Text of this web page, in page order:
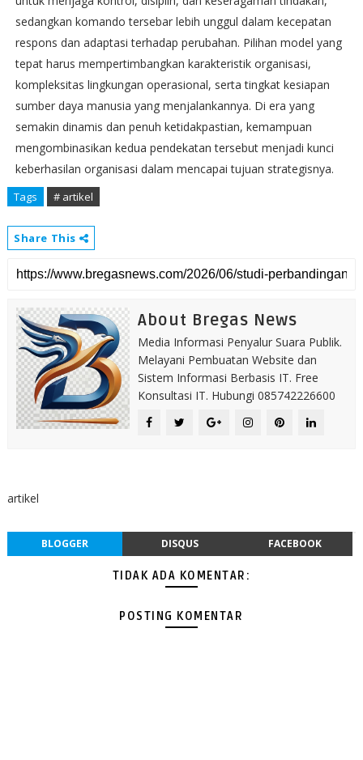
sedangkan komando tersebar lebih unggul dalam kecepatan
respons dan adaptasi terhadap perubahan. Pilihan model yang
tepat harus mempertimbangkan karakteristik organisasi,
kompleksitas lingkungan operasional, serta tingkat kesiapan
sumber daya manusia yang menjalankannya. Di era yang
semakin dinamis dan penuh ketidakpastian, kemampuan
mengombinasikan kedua pendekatan tersebut menjadi kunci
keberhasilan organisasi dalam mencapai tujuan strategisnya.
Tags # artikel
Share This
About Bregas News
Media Informasi Penyalur Suara Publik.
Melayani Pembuatan Website dan
Sistem Informasi Berbasis IT. Free
Konsultasi IT. Hubungi 085742226600
artikel
BLOGGER DISQUS FACEBOOK
TIDAK ADA KOMENTAR:
POSTING KOMENTAR